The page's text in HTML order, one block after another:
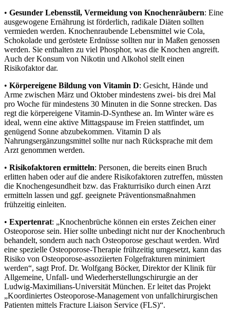
• Gesunder Lebensstil, Vermeidung von Knochenräubern: Eine
ausgewogene Ernährung ist förderlich, radikale Diäten sollten
vermieden werden. Knochenraubende Lebensmittel wie Cola,
Schokolade und geröstete Erdnüsse sollten nur in Maßen genossen
werden. Sie enthalten zu viel Phosphor, was die Knochen angreift.
Auch der Konsum von Nikotin und Alkohol stellt einen
Risikofaktor dar.
• Körpereigene Bildung von Vitamin D: Gesicht, Hände und
Arme zwischen März und Oktober mindestens zwei- bis drei Mal
pro Woche für mindestens 30 Minuten in die Sonne strecken. Das
regt die körpereigene Vitamin-D-Synthese an. Im Winter wäre es
ideal, wenn eine aktive Mittagspause im Freien stattfindet, um
genügend Sonne abzubekommen. Vitamin D als
Nahrungsergänzungsmittel sollte nur nach Rücksprache mit dem
Arzt genommen werden.
• Risikofaktoren ermitteln: Personen, die bereits einen Bruch
erlitten haben oder auf die andere Risikofaktoren zutreffen, müssten
die Knochengesundheit bzw. das Frakturrisiko durch einen Arzt
ermitteln lassen und ggf. geeignete Präventionsmaßnahmen
frühzeitig einleiten.
• Expertenrat: „Knochenbrüche können ein erstes Zeichen einer
Osteoporose sein. Hier sollte unbedingt nicht nur der Knochenbruch
behandelt, sondern auch nach Osteoporose geschaut werden. Wird
eine spezielle Osteoporose-Therapie frühzeitig umgesetzt, kann das
Risiko von Osteoporose-assoziierten Folgefrakturen minimiert
werden“, sagt Prof. Dr. Wolfgang Böcker, Direktor der Klinik für
Allgemeine, Unfall- und Wiederherstellungschirurgie an der
Ludwig-Maximilians-Universität München. Er leitet das Projekt
„Koordiniertes Osteoporose-Management von unfallchirurgischen
Patienten mittels Fracture Liaison Service (FLS)“.